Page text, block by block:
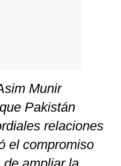
Munir
Pakistán
relaciones
el compromiso